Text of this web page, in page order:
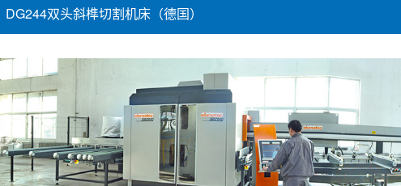
DG244双头斜榫切割机床（德国）